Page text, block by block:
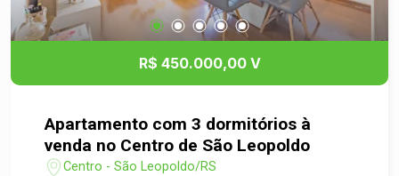
R$ 450.000,00 V
Apartamento com 3 dormitórios à
venda no Centro de São Leopoldo
Centro - São Leopoldo/RS